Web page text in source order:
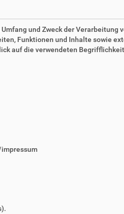
und Zweck der
Funktionen und Inhalte sowie
auf die verwendeten